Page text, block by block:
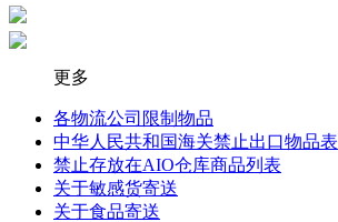
更多
各物流公司限制物品
中华人民共和国海关禁止出口物品表
禁止存放在AIO仓库商品列表
关于敏感货寄送
关于食品寄送